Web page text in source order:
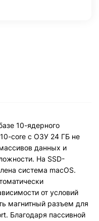
10-ядерного
core с ОЗУ 24 ГБ не
данных и
На SSD-
система macOS.
от условий
магнитный разъем для
Благодаря пассивной